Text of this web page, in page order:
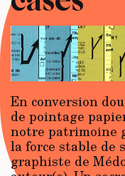
En conversion
de pointage
notre patrimoine
la force stable de
graphiste de